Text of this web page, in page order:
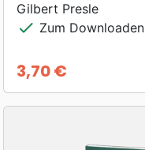
Gilbert Presle
check Zum Downloaden
Preis
3,70 €